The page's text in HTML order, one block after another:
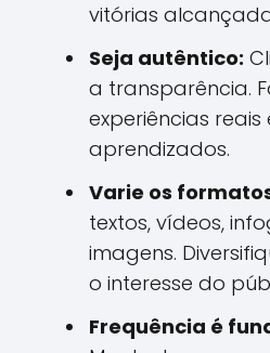
vitórias
Seja autêntico:
a transparência.
experiências
aprendizados.
Varie os
textos, vídeos,
imagens.
o interesse do
Frequência é